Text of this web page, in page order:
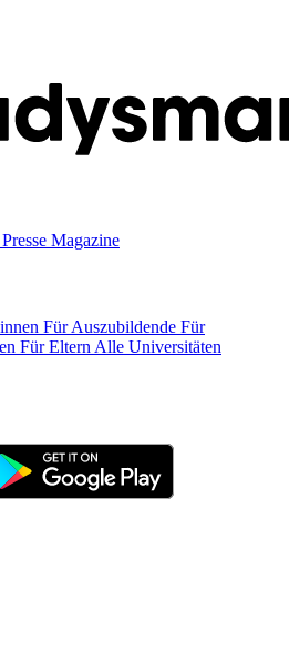
Presse Magazine
Für Auszubildende Für
Für Eltern Alle Universitäten